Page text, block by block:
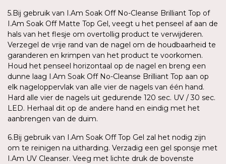
5.Bij gebruik van I.Am Soak Off No-Cleanse Brilliant Top of
I.Am Soak Off Matte Top Gel, veegt u het penseel af aan de
hals van het flesje om overtollig product te verwijderen.
Verzegel de vrije rand van de nagel om de houdbaarheid te
garanderen en krimpen van het product te voorkomen.
Houd het penseel horizontaal op de nagel en breng een
dunne laag I.Am Soak Off No-Cleanse Brilliant Top aan op
elk nageloppervlak van alle vier de nagels van één hand.
Hard alle vier de nagels uit gedurende 120 sec. UV / 30 sec.
LED. Herhaal dit op de andere hand en eindig met het
aanbrengen van de duim.
6.Bij gebruik van I.Am Soak Off Top Gel zal het nodig zijn
om te reinigen na uitharding. Verzadig een gel sponsje met
I.Am UV Cleanser. Veeg met lichte druk de bovenste